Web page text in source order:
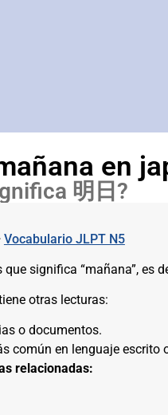
en
明日?
Vocabulario JLPT N5
significa “mañana”, es
otras lecturas:
o documentos.
común en lenguaje escrito
relacionadas: